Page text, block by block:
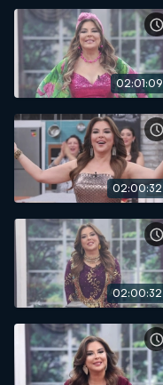
02:01:09
02:00:32
02:00:32